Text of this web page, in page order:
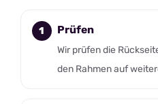
Prüfen
Wir prüfen die
den Rahmen auf